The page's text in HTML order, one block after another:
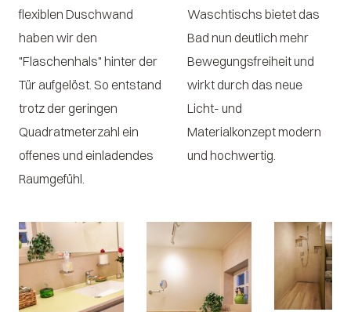
flexiblen Duschwand
haben wir den
"Flaschenhals" hinter der
Tür aufgelöst. So entstand
trotz der geringen
Quadratmeterzahl ein
offenes und einladendes
Raumgefühl.
Waschtischs bietet das
Bad nun deutlich mehr
Bewegungsfreiheit und
wirkt durch das neue
Licht- und
Materialkonzept modern
und hochwertig.